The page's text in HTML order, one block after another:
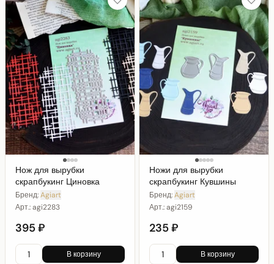
Нож для вырубки
скрапбукинг Циновка
Бренд:Agiart
Арт.:agi2283
395 ₽
В корзину
Ножи для вырубки
скрапбукинг Кувшины
Бренд:Agiart
Арт.:agi2159
235 ₽
В корзину